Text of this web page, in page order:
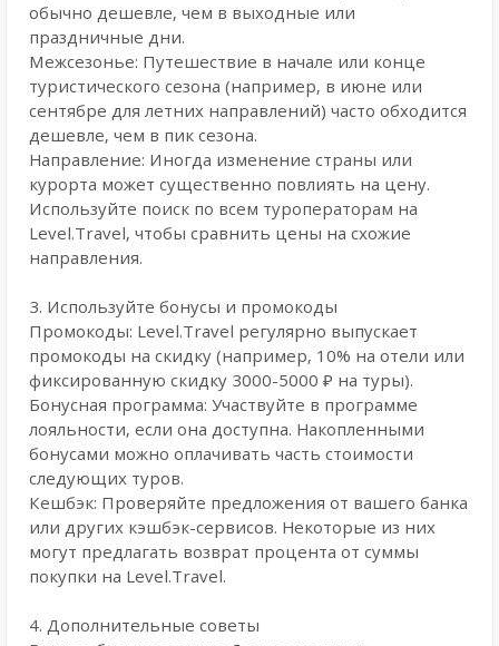
обычно дешевле, чем в выходные или
праздничные дни.
Межсезонье: Путешествие в начале или конце
туристического сезона (например, в июне или
сентябре для летних направлений) часто обходится
дешевле, чем в пик сезона.
Направление: Иногда изменение страны или
курорта может существенно повлиять на цену.
Используйте поиск по всем туроператорам на
Level.Travel, чтобы сравнить цены на схожие
направления.
3. Используйте бонусы и промокоды
Промокоды: Level.Travel регулярно выпускает
промокоды на скидку (например, 10% на отели или
фиксированную скидку 3000-5000 ₽ на туры).
Бонусная программа: Участвуйте в программе
лояльности, если она доступна. Накопленными
бонусами можно оплачивать часть стоимости
следующих туров.
Кешбэк: Проверяйте предложения от вашего банка
или других кэшбэк-сервисов. Некоторые из них
могут предлагать возврат процента от суммы
покупки на Level.Travel.
4. Дополнительные советы